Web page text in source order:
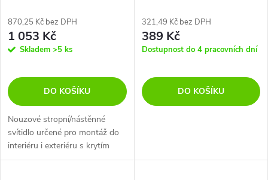
r
o
d
u
k
t
r
o
d
u
k
870,25 Kč bez DPH
1 053 Kč
Skladem >5 ks
DO KOŠÍKU
Nouzové stropní/nástěnné
svítidlo určené pro montáž do
interiéru i exteriéru s krytím
IP65. Auto test, 3 hod
321,49 Kč bez DPH
389 Kč
Dostupnost do 4 pracovních dní
DO KOŠÍKU